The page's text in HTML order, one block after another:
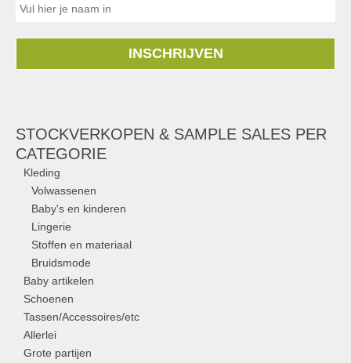
INSCHRIJVEN
STOCKVERKOPEN & SAMPLE SALES PER
CATEGORIE
Kleding
Volwassenen
Baby's en kinderen
Lingerie
Stoffen en materiaal
Bruidsmode
Baby artikelen
Schoenen
Tassen/Accessoires/etc
Allerlei
Grote partijen